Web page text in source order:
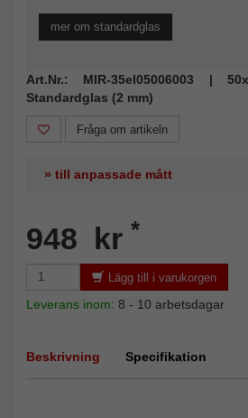
mer om standardglas
Art.Nr.: MIR-35el05006003 |
Standardglas (2 mm)
Fråga om artikeln
» till anpassade mått
948 kr *
Lägg till i varukorgen
Leverans inom: 8 - 10 arbetsdagar
Beskrivning Specifikation